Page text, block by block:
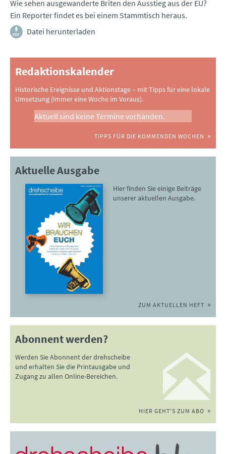
Wie sehen ausgewanderte Briten den Ausstieg aus der EU?
Ein Reporter findet es bei einem Stammtisch heraus.
Datei herunterladen
Redaktionskalender
Historische Ereignisse und Aktionstage – mit Tipps für eine lokale
Umsetzung (immer eine Woche im Voraus).
Aktuell sind keine Termine vorhanden.
TIPPS FÜR DIE KOMMENDEN WOCHEN
Aktuelle Ausgabe
Hier finden Sie einige Beiträge
unserer aktuellen Ausgabe.
ZUM AKTUELLEN HEFT
Abonnent werden?
Werden Sie Abonnent der drehscheibe
und erhalten Sie die Printausgabe und
Zugang zu allen Online-Bereichen.
HIER GEHT'S ZUM ABO